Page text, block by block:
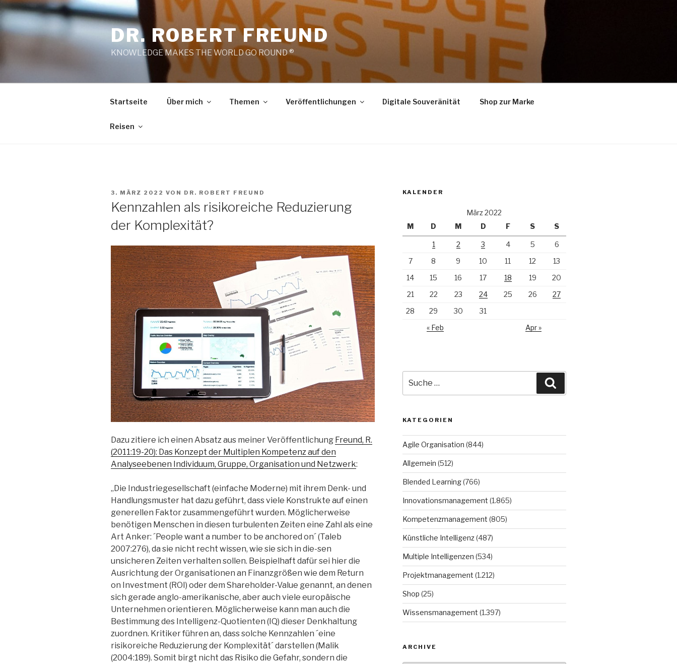
Zum
Inhalt
springen
DR. ROBERT FREUND
KNOWLEDGE MAKES THE WORLD GO ROUND ®
Startseite Über mich Themen Veröffentlichungen Digitale Souveränität Shop zur Marke
Reisen
VERÖFFENTLICHT
3. MÄRZ 2022 VON DR. ROBERT FREUND
Kennzahlen als risikoreiche Reduzierung
der Komplexität?
Dazu zitiere ich einen Absatz aus meiner Veröffentlichung Freund, R.
(2011:19-20): Das Konzept der Multiplen Kompetenz auf den
Analyseebenen Individuum, Gruppe, Organisation und Netzwerk:
„Die Industriegesellschaft (einfache Moderne) mit ihrem Denk- und
Handlungsmuster hat dazu geführt, dass viele Konstrukte auf einen
generellen Faktor zusammengeführt wurden. Möglicherweise
benötigen Menschen in diesen turbulenten Zeiten eine Zahl als eine
Art Anker: ´People want a number to be anchored on´ (Taleb
2007:276), da sie nicht recht wissen, wie sie sich in die-sen
unsicheren Zeiten verhalten sollen. Beispielhaft dafür sei hier die
Ausrichtung der Organisationen an Finanzgrößen wie dem Return
on Investment (ROI) oder dem Shareholder-Value genannt, an denen
sich gerade anglo-amerikanische, aber auch viele europäische
Unternehmen orientieren. Möglicherweise kann man auch die
Bestimmung des Intelligenz-Quotienten (IQ) dieser Denkhaltung
zuordnen. Kritiker führen an, dass solche Kennzahlen ´eine
risikoreiche Reduzierung der Komplexität´ darstellen (Malik
(2004:189). Somit birgt nicht das Risiko die Gefahr, sondern die
KALENDER
März 2022
M
D M D F S S
1 2 3 4 5
6
7
8 9 10 11 12
13
14
15 16 17 18 19
20
21
22 23 24 25 26
27
28
29 30
31
« Feb
Apr »
nach:
KATEGORIEN
Agile Organisation (844)
Allgemein (512)
Blended Learning(766)
Innovationsmanagement (1.865)
Kompetenzmanagement (805)
Künstliche Intelligenz(487)
Multiple Intelligenzen (534)
Projektmanagement (1.212)
Shop (25)
Wissensmanagement (1.397)
ARCHIVE